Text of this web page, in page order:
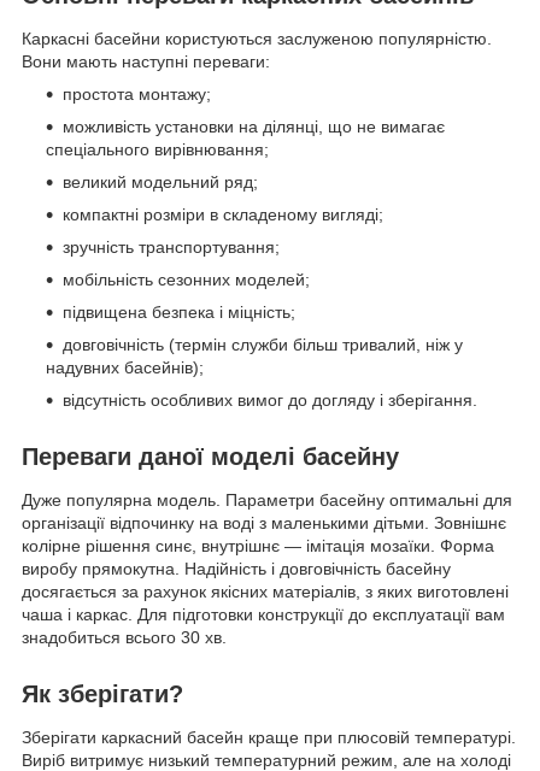
Каркасні басейни користуються заслуженою популярністю.
Вони мають наступні переваги:
простота монтажу;
можливість установки на ділянці, що не вимагає
спеціального вирівнювання;
великий модельний ряд;
компактні розміри в складеному вигляді;
зручність транспортування;
мобільність сезонних моделей;
підвищена безпека і міцність;
довговічність (термін служби більш тривалий, ніж у
надувних басейнів);
відсутність особливих вимог до догляду і зберігання.
Переваги даної моделі басейну
Дуже популярна модель. Параметри басейну оптимальні для
організації відпочинку на воді з маленькими дітьми. Зовнішнє
колірне рішення синє, внутрішнє — імітація мозаїки. Форма
виробу прямокутна. Надійність і довговічність басейну
досягається за рахунок якісних матеріалів, з яких виготовлені
чаша і каркас. Для підготовки конструкції до експлуатації вам
знадобиться всього 30 хв.
Як зберігати?
Зберігати каркасний басейн краще при плюсовій температурі.
Виріб витримує низький температурний режим, але на холоді